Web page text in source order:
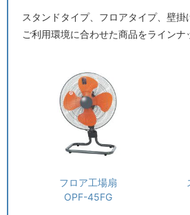
スタンドタイプ、フロアタイプ、壁掛
ご利用環境に合わせた商品をラインナ
フロア工場扇
OPF-45FG